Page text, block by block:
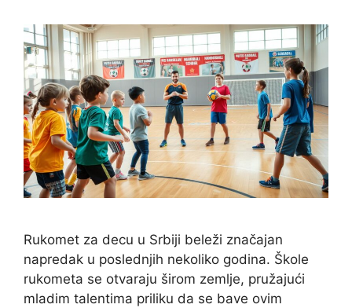
Rukomet za decu u Srbiji beleži značajan
napredak u poslednjih nekoliko godina. Škole
rukometa se otvaraju širom zemlje, pružajući
mladim talentima priliku da se bave ovim